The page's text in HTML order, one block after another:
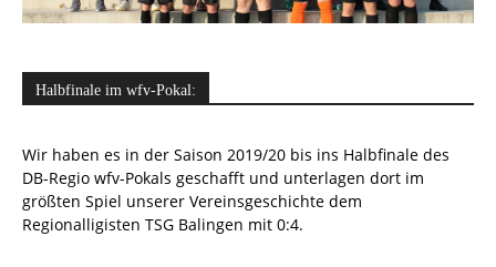
Halbfinale im wfv-Pokal:
Wir haben es in der Saison 2019/20 bis ins Halbfinale des
DB-Regio wfv-Pokals geschafft und unterlagen dort im
größten Spiel unserer Vereinsgeschichte dem
Regionalligisten TSG Balingen mit 0:4.